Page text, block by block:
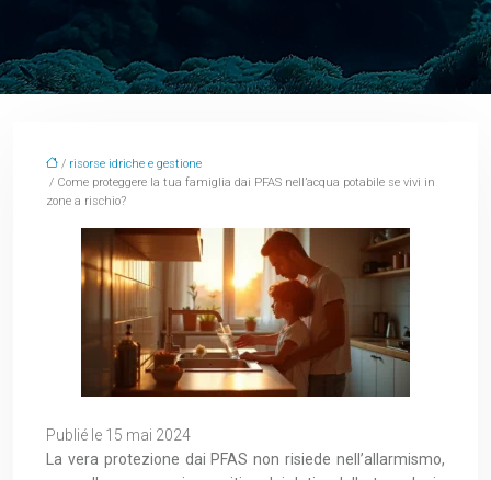
/ risorse idriche e gestione
/ Come proteggere la tua famiglia dai PFAS nell’acqua potabile se vivi in
zone a rischio?
Publié le 15 mai 2024
La vera protezione dai PFAS non risiede nell’allarmismo,